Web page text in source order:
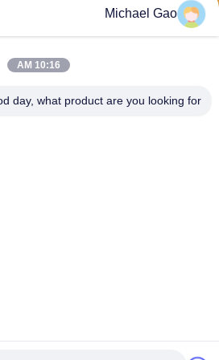
Michael Gao
10:16 AM
day, what product are you looking for?